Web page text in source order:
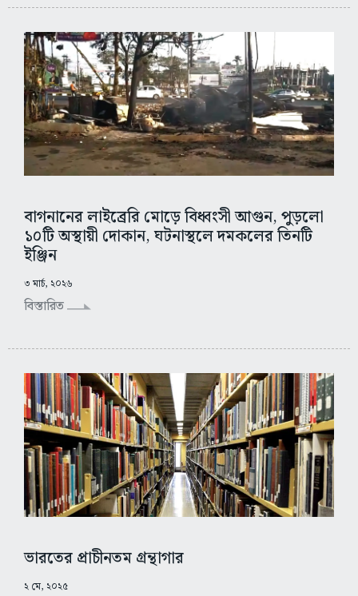
বাগনানের লাইব্রেরি মোড়ে বিধ্বংসী আগুন, পুড়লো
১০টি অস্থায়ী দোকান, ঘটনাস্থলে দমকলের তিনটি
ইঞ্জিন
৩ মার্চ, ২০২৬
বিস্তারিত
ভারতের প্রাচীনতম গ্রন্থাগার
২ মে, ২০২৫